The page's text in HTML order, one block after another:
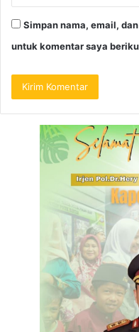
Simpan nama, email,
untuk komentar saya